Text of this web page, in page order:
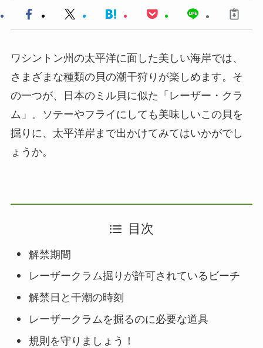
ワシントン州の太平洋に面した美しい海岸では、
さまざまな種類の貝の潮干狩りが楽しめます。そ
の一つが、日本のミル貝に似た「レーザー・クラ
ム」。ソテーやフライにしても美味しいこの貝を
掘りに、太平洋岸まで出かけてみてはいかがでし
ょうか。
目次
解禁期間
レーザークラム掘りが許可されているビーチ
解禁日と干潮の時刻
レーザークラムを掘るのに必要な道具
規則を守りましょう！